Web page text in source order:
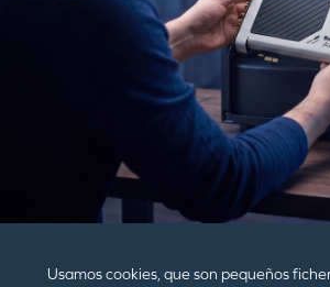
Usamos cookies, que son pequeños
MÁS
AYUDA